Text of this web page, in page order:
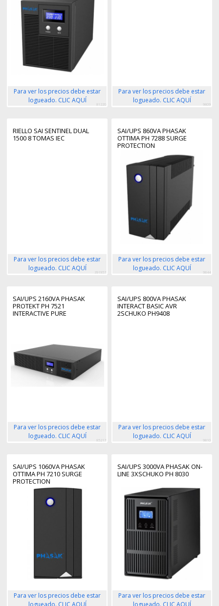
Para ver los precios debe estar
logueado. CLIC AQUÍ
81220
Para ver los precios debe estar
logueado. CLIC AQUÍ
9809
RIELLO SAI SENTINEL DUAL
1500 8 TOMAS IEC
Para ver los precios debe estar
logueado. CLIC AQUÍ
391957
SAI/UPS 860VA PHASAK
OTTIMA PH 7288 SURGE
PROTECTION
Para ver los precios debe estar
logueado. CLIC AQUÍ
9844
SAI/UPS 2160VA PHASAK
PROTEKT PH 7521
INTERACTIVE PURE
Para ver los precios debe estar
logueado. CLIC AQUÍ
85217
SAI/UPS 800VA PHASAK
INTERACT BASIC AVR
2SCHUKO PH9408
Para ver los precios debe estar
logueado. CLIC AQUÍ
9810
SAI/UPS 1060VA PHASAK
OTTIMA PH 7210 SURGE
PROTECTION
Para ver los precios debe estar
logueado. CLIC AQUÍ
SAI/UPS 3000VA PHASAK ON-
LINE 3XSCHUKO PH 8030
Para ver los precios debe estar
logueado. CLIC AQUÍ